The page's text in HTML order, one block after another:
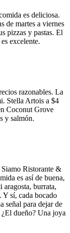
es deliciosa.
de martes a viernes
pizzas y pastas. El
excelente.
razonables. La
Stella Artois a $4
Coconut Grove
y salmón.
Siamo Ristorante &
es así de buena,
aragosta, burrata,
Y sí, cada bocado
señal para dejar de
dueño? Una joya